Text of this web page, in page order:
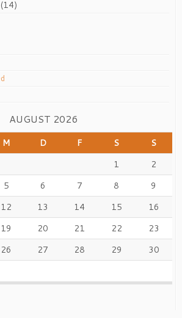
(14)
AUGUST 2026
M D F S
S
1
2
5 6 7 8
9
12 13 14 15
16
19 20 21 22
23
26 27 28 29
30